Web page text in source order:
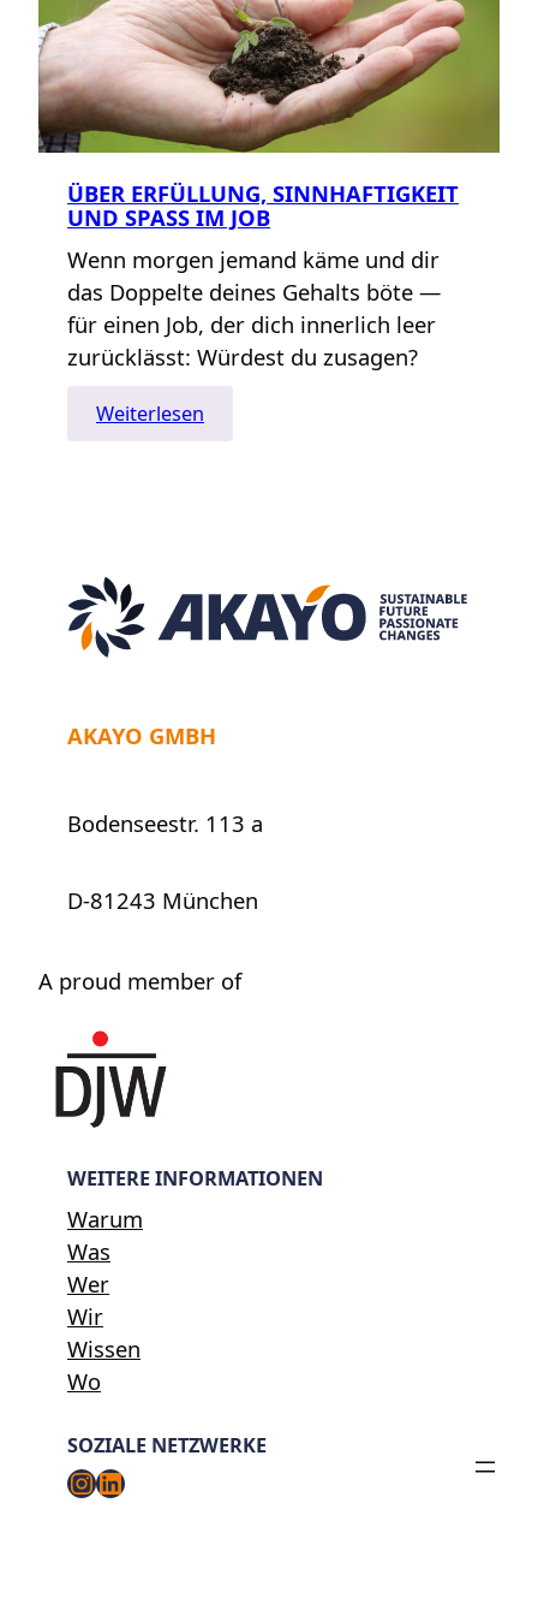
ÜBER ERFÜLLUNG, SINNHAFTIGKEIT
UND SPASS IM JOB
Wenn morgen jemand käme und dir
das Doppelte deines Gehalts böte —
für einen Job, der dich innerlich leer
zurücklässt: Würdest du zusagen?
Weiterlesen
Über
Job
AKAYO GMBH
Bodenseestr. 113 a
D-81243 München
A proud member of
WEITERE INFORMATIONEN
Warum
Was
Wer
Wir
Wissen
Wo
SOZIALE NETZWERKE
Instagram
LinkedIn